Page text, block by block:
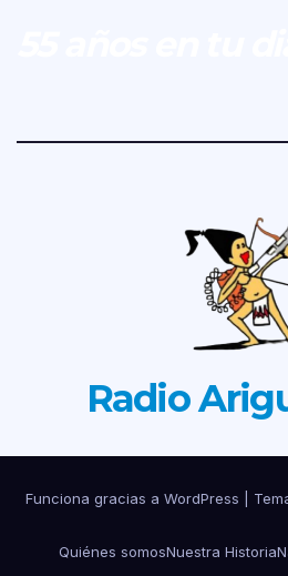
Radio
Funciona gracias a WordPress
Quiénes somosNuestra Historia